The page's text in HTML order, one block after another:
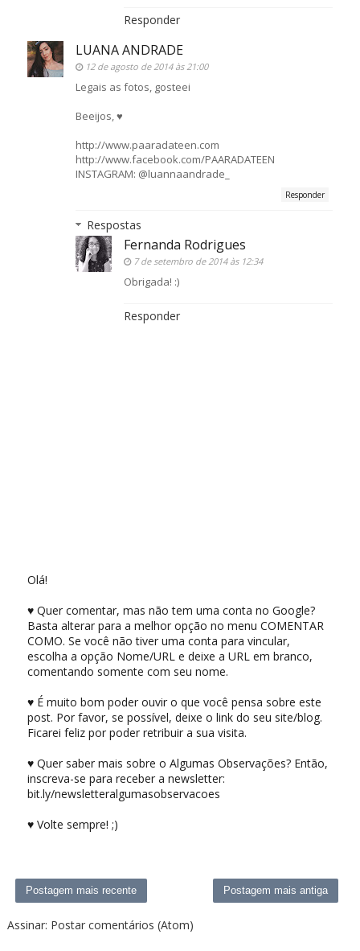
Responder
LUANA ANDRADE
12 de agosto de 2014 às 21:00
Legais as fotos, gosteei
Beeijos, ♥
http://www.paaradateen.com
http://www.facebook.com/PAARADATEEN
INSTAGRAM: @luannaandrade_
Responder
Respostas
Fernanda Rodrigues
7 de setembro de 2014 às 12:34
Obrigada! :)
Responder
Olá!
♥ Quer comentar, mas não tem uma conta no Google?
Basta alterar para a melhor opção no menu COMENTAR
COMO. Se você não tiver uma conta para vincular,
escolha a opção Nome/URL e deixe a URL em branco,
comentando somente com seu nome.
♥ É muito bom poder ouvir o que você pensa sobre este
post. Por favor, se possível, deixe o link do seu site/blog.
Ficarei feliz por poder retribuir a sua visita.
♥ Quer saber mais sobre o Algumas Observações? Então,
inscreva-se para receber a newsletter:
bit.ly/newsletteralgumasobservacoes
♥ Volte sempre! ;)
Postagem mais recente Postagem mais antiga
Assinar: Postar comentários (Atom)